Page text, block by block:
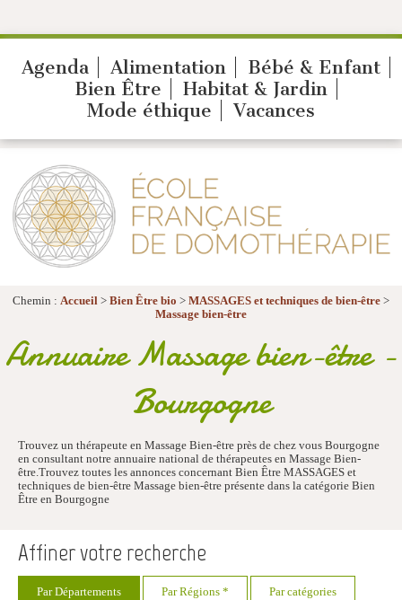
Agenda Alimentation
Bébé & Enfant
Bien Être
Habitat & Jardin
Mode éthique
Vacances
Chemin : Accueil > Bien Être bio > MASSAGES et techniques de bien-être >
Massage bien-être
Annuaire Massage bien-être -
Bourgogne
Trouvez un thérapeute en Massage Bien-être près de chez vous Bourgogne
en consultant notre annuaire national de thérapeutes en Massage Bien-
être.Trouvez toutes les annonces concernant Bien Être MASSAGES et
techniques de bien-être Massage bien-être présente dans la catégorie Bien
Être en Bourgogne
Affiner votre recherche
Par Départements Par Régions * Par catégories